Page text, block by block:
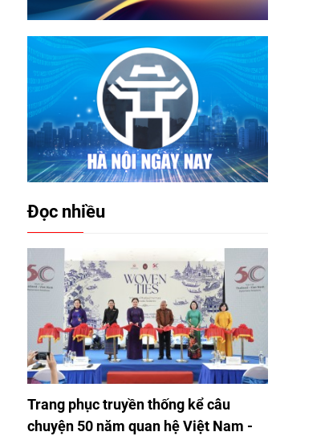
Đọc nhiều
Trang phục truyền thống kể câu
chuyện 50 năm quan hệ Việt Nam -